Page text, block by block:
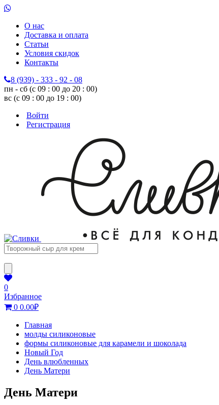
О нас
Доставка и оплата
Статьи
Условия скидок
Контакты
8 (939) - 333 - 92 - 08
пн - сб (с 09 : 00 до 20 : 00)
вс (с 09 : 00 до 19 : 00)
Войти
Регистрация
0
Избранное
0 0.00₽
Главная
молды силиконовые
формы силиконовые для карамели и шоколада
Новый Год
День влюбленных
День Матери
День Матери